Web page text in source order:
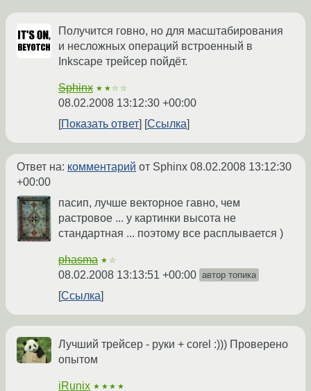
Получится говно, но для масштабирования
и несложных операций встроенный в
Inkscape трейсер пойдёт.
Sphinx ★★☆☆
08.02.2008 13:12:30 +00:00
Показать ответ
Ссылка
Ответ на: комментарий от Sphinx 08.02.2008 13:12:30
+00:00
пасип, лучше векторное гавно, чем
растровое ... у картинки высота не
стандартная ... поэтому все расплывается )
phasma ★☆
08.02.2008 13:13:51 +00:00 автор топика
Ссылка
Лучший трейсер - руки + corel :))) Проверено
опытом
iRunix ★★★★